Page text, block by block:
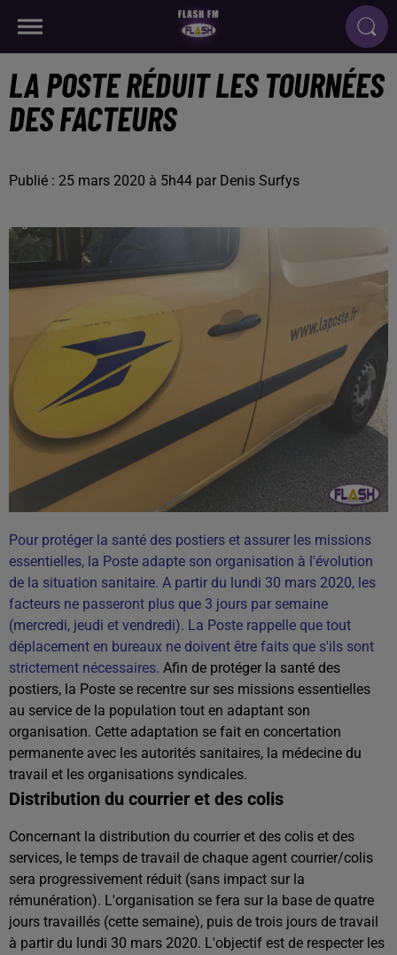
LA POSTE RÉDUIT LES TOURNÉES
DES FACTEURS
Publié : 25 mars 2020 à 5h44 par Denis Surfys
Pour protéger la santé des postiers et assurer les missions
essentielles, la Poste adapte son organisation à l'évolution
de la situation sanitaire. A partir du lundi 30 mars 2020, les
facteurs ne passeront plus que 3 jours par semaine
(mercredi, jeudi et vendredi). La Poste rappelle que tout
déplacement en bureaux ne doivent être faits que s'ils sont
strictement nécessaires. Afin de protéger la santé des
postiers, la Poste se recentre sur ses missions essentielles
au service de la population tout en adaptant son
organisation. Cette adaptation se fait en concertation
permanente avec les autorités sanitaires, la médecine du
travail et les organisations syndicales.
Distribution du courrier et des colis
Concernant la distribution du courrier et des colis et des
services, le temps de travail de chaque agent courrier/colis
sera progressivement réduit (sans impact sur la
rémunération). L'organisation se fera sur la base de quatre
jours travaillés (cette semaine), puis de trois jours de travail
à partir du lundi 30 mars 2020. L'objectif est de respecter les